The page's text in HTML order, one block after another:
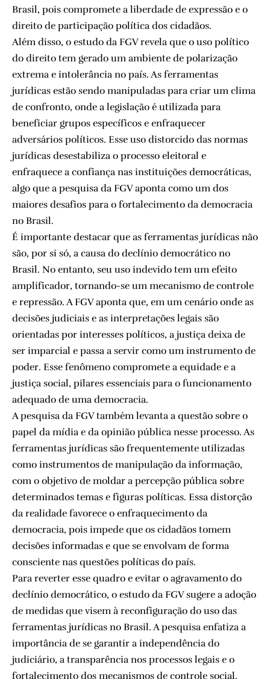
Brasil, pois compromete a liberdade de expressão e o
direito de participação política dos cidadãos.
Além disso, o estudo da FGV revela que o uso político
do direito tem gerado um ambiente de polarização
extrema e intolerância no país. As ferramentas
jurídicas estão sendo manipuladas para criar um clima
de confronto, onde a legislação é utilizada para
beneficiar grupos específicos e enfraquecer
adversários políticos. Esse uso distorcido das normas
jurídicas desestabiliza o processo eleitoral e
enfraquece a confiança nas instituições democráticas,
algo que a pesquisa da FGV aponta como um dos
maiores desafios para o fortalecimento da democracia
no Brasil.
É importante destacar que as ferramentas jurídicas não
são, por si só, a causa do declínio democrático no
Brasil. No entanto, seu uso indevido tem um efeito
amplificador, tornando-se um mecanismo de controle
e repressão. A FGV aponta que, em um cenário onde as
decisões judiciais e as interpretações legais são
orientadas por interesses políticos, a justiça deixa de
ser imparcial e passa a servir como um instrumento de
poder. Esse fenômeno compromete a equidade e a
justiça social, pilares essenciais para o funcionamento
adequado de uma democracia.
A pesquisa da FGV também levanta a questão sobre o
papel da mídia e da opinião pública nesse processo. As
ferramentas jurídicas são frequentemente utilizadas
como instrumentos de manipulação da informação,
com o objetivo de moldar a percepção pública sobre
determinados temas e figuras políticas. Essa distorção
da realidade favorece o enfraquecimento da
democracia, pois impede que os cidadãos tomem
decisões informadas e que se envolvam de forma
consciente nas questões políticas do país.
Para reverter esse quadro e evitar o agravamento do
declínio democrático, o estudo da FGV sugere a adoção
de medidas que visem à reconfiguração do uso das
ferramentas jurídicas no Brasil. A pesquisa enfatiza a
importância de se garantir a independência do
judiciário, a transparência nos processos legais e o
fortalecimento dos mecanismos de controle social.